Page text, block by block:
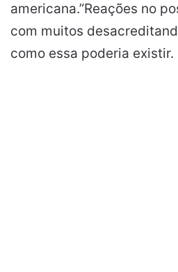
americana.”Reações no
com muitos
como essa poderia existir.